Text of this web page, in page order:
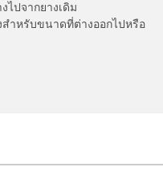
ปจากยางเดิม
ำหรับขนาดที่ต่างออกไปหรือ